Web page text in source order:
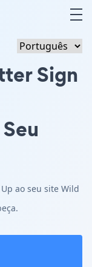
Sign
ao seu site Wild